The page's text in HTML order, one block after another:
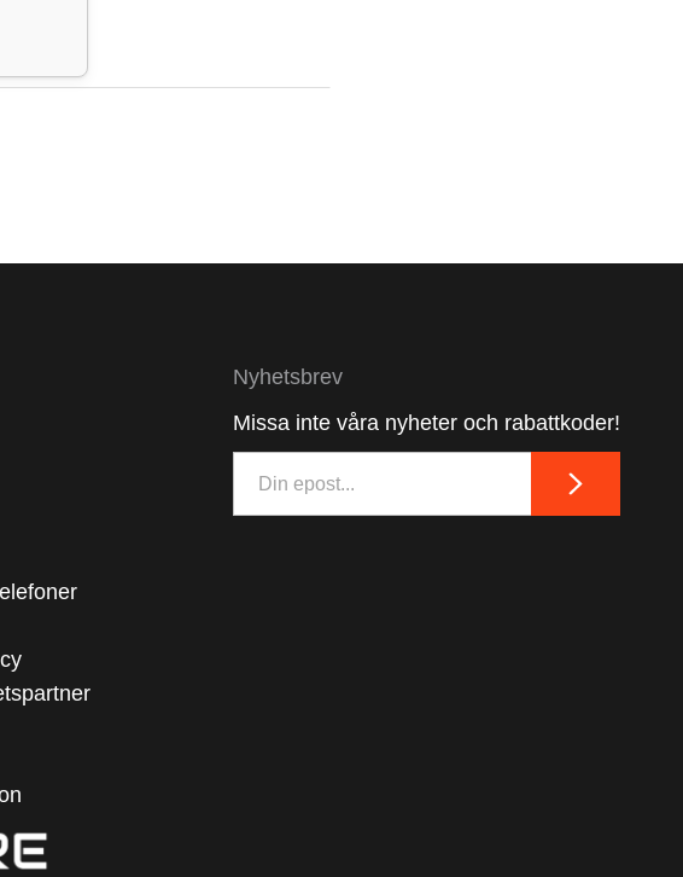
Nyhetsbrev
Missa inte våra nyheter och rabattkoder!